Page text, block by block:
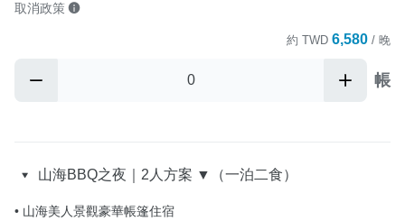
取消政策
約 TWD 6,580 / 晚
帳
山海BBQ之夜｜2人方案 ▼（一泊二食）
• 山海美人景觀豪華帳篷住宿